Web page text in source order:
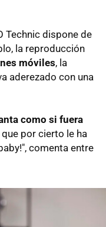
Technic dispone de
la reproducción
móviles, la
aderezado con una
como si fuera
que por cierto le ha
comenta entre